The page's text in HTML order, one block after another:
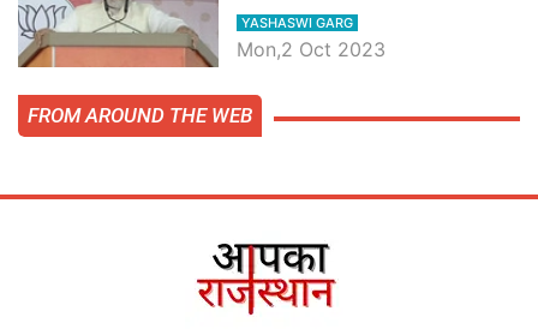
मोदी, जाने प्रधानमंत्री के भाषण की बड़ी
बातें, देखें वीडियो
YASHASWI GARG
Mon,2 Oct 2023
FROM AROUND THE WEB